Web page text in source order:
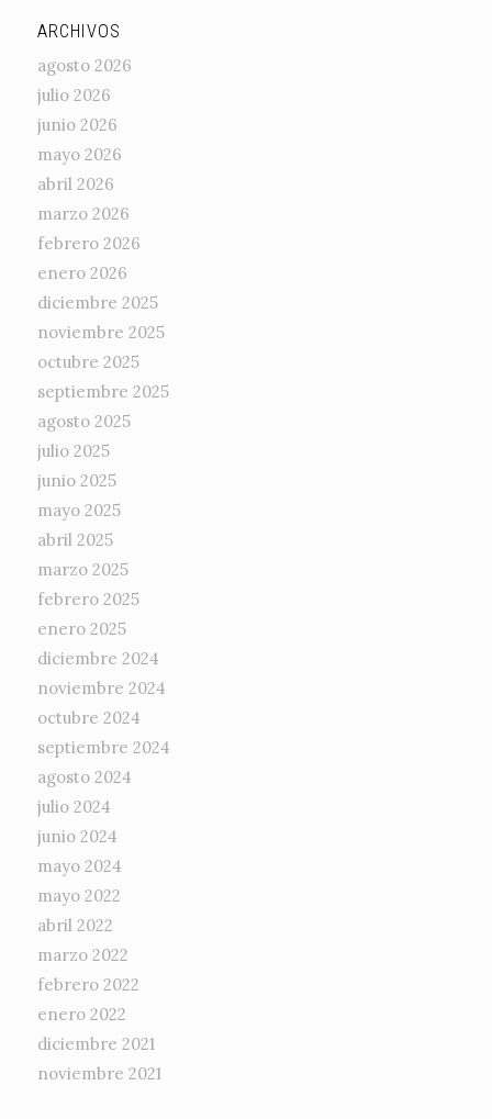
ARCHIVOS
agosto 2026
julio 2026
junio 2026
mayo 2026
abril 2026
marzo 2026
febrero 2026
enero 2026
diciembre 2025
noviembre 2025
octubre 2025
septiembre 2025
agosto 2025
julio 2025
junio 2025
mayo 2025
abril 2025
marzo 2025
febrero 2025
enero 2025
diciembre 2024
noviembre 2024
octubre 2024
septiembre 2024
agosto 2024
julio 2024
junio 2024
mayo 2024
mayo 2022
abril 2022
marzo 2022
febrero 2022
enero 2022
diciembre 2021
noviembre 2021